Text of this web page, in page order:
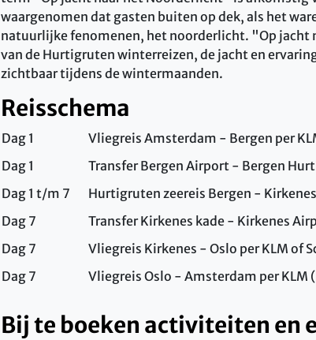
waargenomen dat gasten buiten op dek, als het
natuurlijke fenomenen, het noorderlicht. "Op
van de Hurtigruten winterreizen, de jacht en
zichtbaar tijdens de wintermaanden.
Reisschema
Dag 1
Vliegreis Amsterdam - Bergen per
Dag 1
Transfer Bergen Airport - Bergen
Dag 1 t/m 7
Hurtigruten zeereis Bergen -
Dag 7
Transfer Kirkenes kade - Kirkenes
Dag 7
Vliegreis Kirkenes - Oslo per KLM of
Dag 7
Vliegreis Oslo - Amsterdam per KLM
Bij te boeken activiteiten en